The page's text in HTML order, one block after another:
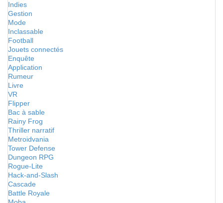
Indies
Gestion
Mode
Inclassable
Football
Jouets connectés
Enquête
Application
Rumeur
Livre
VR
Flipper
Bac à sable
Rainy Frog
Thriller narratif
Metroidvania
Tower Defense
Dungeon RPG
Rogue-Lite
Hack-and-Slash
Cascade
Battle Royale